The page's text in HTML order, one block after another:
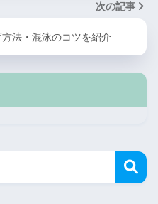
次の記事
法・混泳のコツを紹介